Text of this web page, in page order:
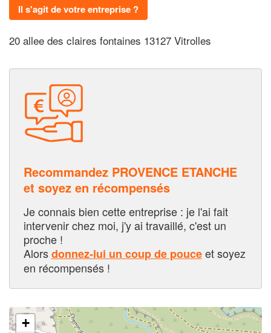
Il s'agit de votre entreprise ?
20 allee des claires fontaines 13127 Vitrolles
Recommandez PROVENCE ETANCHE
et soyez en récompensés
Je connais bien cette entreprise : je l'ai fait
intervenir chez moi, j'y ai travaillé, c'est un
proche !
Alorsdonnez-lui un coup de pouceet soyez
en récompensés !
+